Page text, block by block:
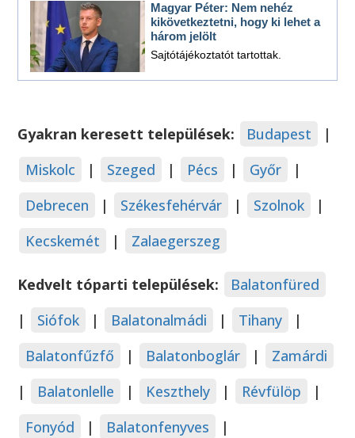
Magyar Péter: Nem nehéz
kikövetkeztetni, hogy ki lehet a
három jelölt
Sajtótájékoztatót tartottak.
Gyakran keresett települések: Budapest
|
Miskolc
| Szeged | Pécs | Győr
|
Debrecen
| Székesfehérvár | Szolnok
|
Kecskemét
| Zalaegerszeg
Kedvelt tóparti települések:
Balatonfüred
|
Siófok | Balatonalmádi | Tihany
|
Balatonfűzfő
| Balatonboglár |
Zamárdi
|
Balatonlelle | Keszthely | Révfülöp
|
Fonyód
| Balatonfenyves
|